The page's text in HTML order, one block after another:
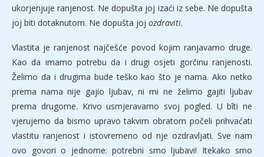
ukorjenjuje ranjenost. Ne dopušta joj izaći iz sebe. Ne dopušta
joj biti dotaknutom. Ne dopušta joj ozdraviti.
Vlastita je ranjenost najčešće povod kojim ranjavamo druge.
Kao da imamo potrebu da i drugi osjeti gorčinu ranjenosti.
Želimo da i drugima bude teško kao što je nama. Ako netko
prema nama nije gajio ljubav, ni mi ne želimo gajiti ljubav
prema drugome. Krivo usmjeravamo svoj pogled. U bîti ne
vjerujemo da bismo upravo takvim obratom počeli prihvaćati
vlastitu ranjenost i istovremeno od nje ozdravljati. Sve nam
ovo govori o jednome: potrebni smo ljubavi! Itekako smo